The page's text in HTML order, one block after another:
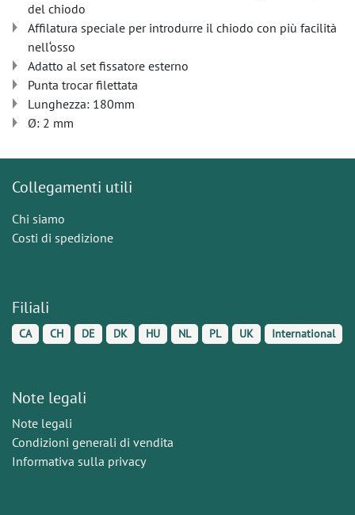
del chiodo
Affilatura speciale per introdurre il chiodo con più facilità
nell‘osso
Adatto al set fissatore esterno
Punta trocar filettata
Lunghezza: 180mm
Ø: 2 mm
Collegamenti utili
Chi siamo
Costi di spedizione
Filiali
CA CH DE DK HU NL PL UK International
Note legali
Note legali
Condizioni generali di vendita
Informativa sulla privacy